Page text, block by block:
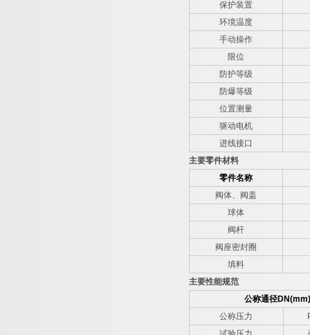
保护装置
环境温度
手动操作
限位
防护等级
防爆等级
位置测量
驱动电机
进线接口
主要零件材料
零件名称
阀体、阀盖
球体
阀杆
阀座密封圈
填料
主要性能规范
公称通径DN(mm)
公称压力